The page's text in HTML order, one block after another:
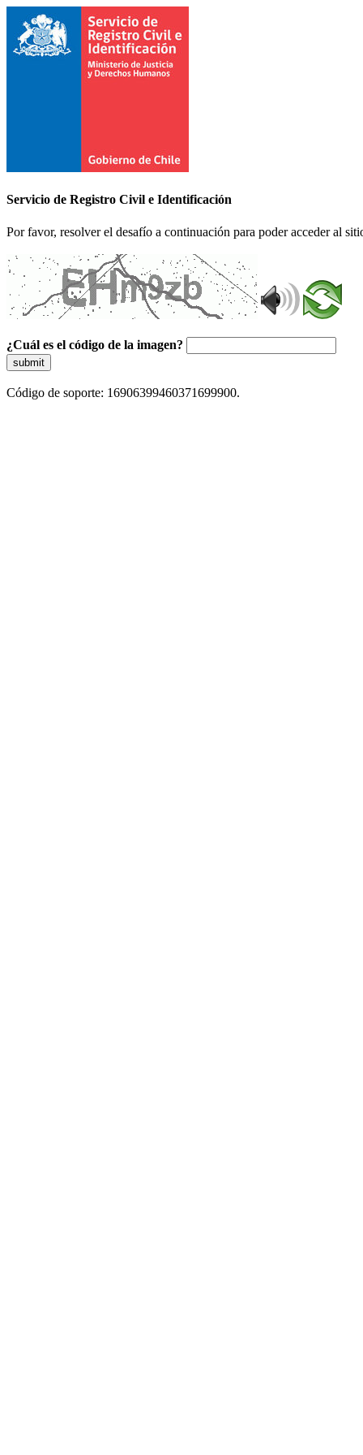
Servicio de Registro Civil e Identificación
Por favor, resolver el desafío a continuación para poder acceder al
¿Cuál es el código de la imagen?
submit
Código de soporte: 16906399460371699900.